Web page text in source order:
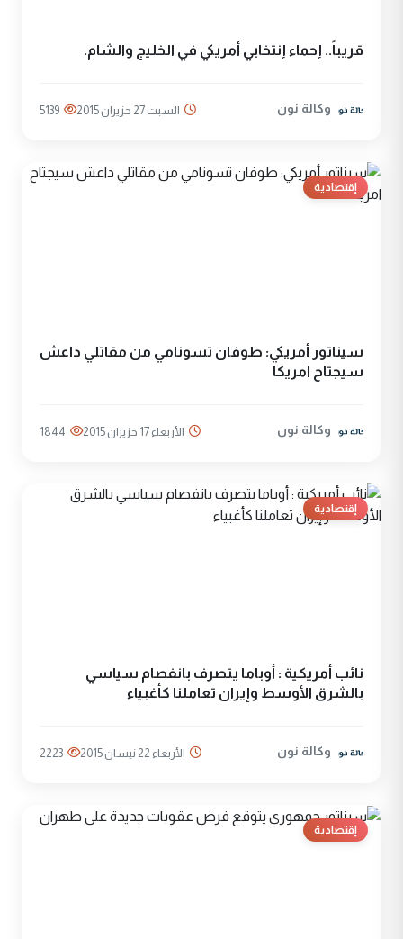
قريباً.. إحماء إنتخابي أمريكي في الخليج والشام.
وكالة نون السبت 27 حزيران 2015 5139
إقتصادية
سيناتور أمريكي: طوفان تسونامي من مقاتلي ‫‏داعش‬
سيجتاح امريكا
وكالة نون الأربعاء 17 حزيران 2015 1844
إقتصادية
نائب أمريكية : أوباما يتصرف بانفصام سياسي
بالشرق الأوسط وإيران تعاملنا كأغبياء
وكالة نون الأربعاء 22 نيسان 2015 2223
إقتصادية